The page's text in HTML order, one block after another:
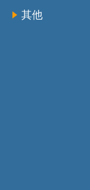
其他